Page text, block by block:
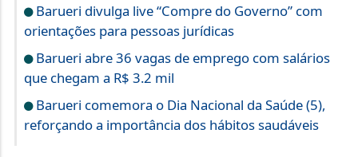
Barueri divulga live “Compre do Governo” com
orientações para pessoas jurídicas
Barueri abre 36 vagas de emprego com salários
que chegam a R$ 3.2 mil
Barueri comemora o Dia Nacional da Saúde (5),
reforçando a importância dos hábitos saudáveis